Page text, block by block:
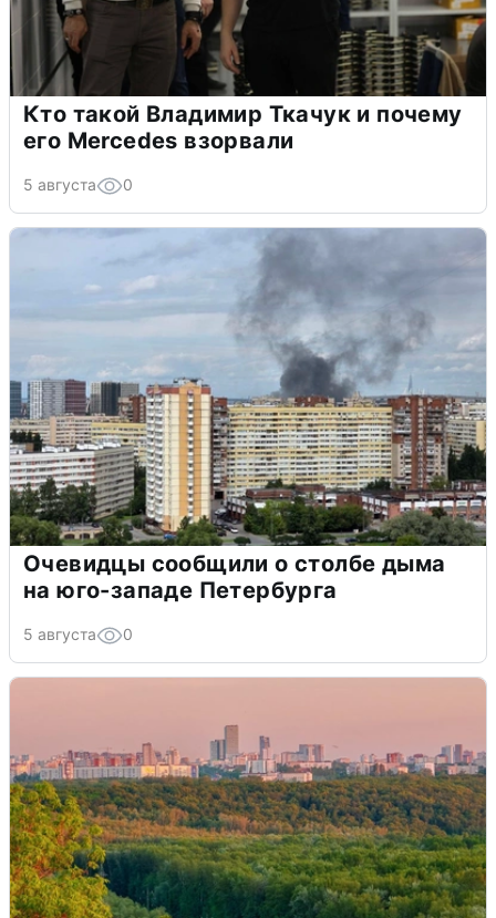
Кто такой Владимир Ткачук и почему
его Mercedes взорвали
5 августа 0
Очевидцы сообщили о столбе дыма
на юго-западе Петербурга
5 августа 0